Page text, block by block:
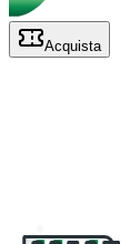
Acquista